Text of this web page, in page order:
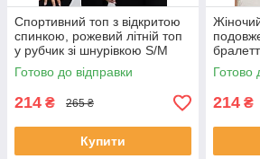
Спортивний топ з відкритою
спинкою, рожевий літній топ
у рубчик зі шнурівкою S/M
Готово до відправки
214 ₴ 265 ₴
Купити
Готово
214 ₴